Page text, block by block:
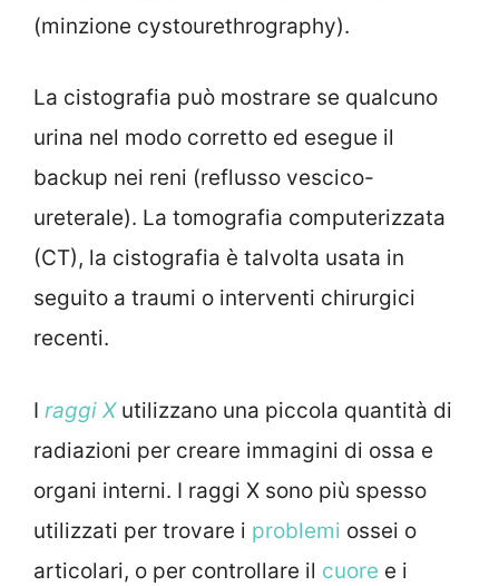
(minzione cystourethrography).
La cistografia può mostrare se qualcuno
urina nel modo corretto ed esegue il
backup nei reni (reflusso vescico-
ureterale). La tomografia computerizzata
(CT), la cistografia è talvolta usata in
seguito a traumi o interventi chirurgici
recenti.
I raggi X utilizzano una piccola quantità di
radiazioni per creare immagini di ossa e
organi interni. I raggi X sono più spesso
utilizzati per trovare i problemi ossei o
articolari, o per controllare il cuore e i